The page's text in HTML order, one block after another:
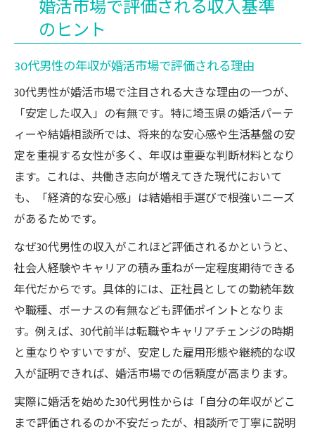
婚活市場で評価される収入基準
のヒント
30代男性の年収が婚活市場で評価される理由
30代男性が婚活市場で注目される大きな理由の一つが、
「安定した収入」の有無です。特に埼玉県の婚活パーテ
ィーや結婚相談所では、将来的な安心感や生活基盤の安
定を重視する女性が多く、年収は重要な判断材料となり
ます。これは、共働き志向が増えてきた現代において
も、「経済的な安心感」は結婚相手選びで根強いニーズ
があるためです。
なぜ30代男性の収入がこれほど評価されるかというと、
社会人経験やキャリアの積み重ねが一定程度期待できる
年代だからです。具体的には、正社員としての勤続年数
や職種、ボーナスの有無なども評価ポイントとなりま
す。例えば、30代前半は転職やキャリアチェンジの時期
と重なりやすいですが、安定した雇用形態や継続的な収
入が証明できれば、婚活市場での信頼度が高まります。
実際に婚活を始めた30代男性からは「自分の年収がどこ
まで評価されるのか不安だったが、相談所で丁寧に説明